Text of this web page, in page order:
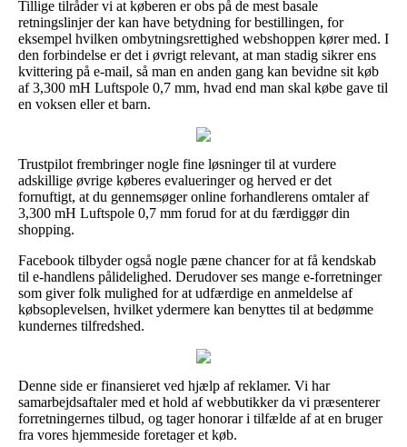
Tillige tilråder vi at køberen er obs på de mest basale
retningslinjer der kan have betydning for bestillingen, for
eksempel hvilken ombytningsrettighed webshoppen kører med. I
den forbindelse er det i øvrigt relevant, at man stadig sikrer ens
kvittering på e-mail, så man en anden gang kan bevidne sit køb
af 3,300 mH Luftspole 0,7 mm, hvad end man skal købe gave til
en voksen eller et barn.
Trustpilot frembringer nogle fine løsninger til at vurdere
adskillige øvrige køberes evalueringer og herved er det
fornuftigt, at du gennemsøger online forhandlerens omtaler af
3,300 mH Luftspole 0,7 mm forud for at du færdiggør din
shopping.
Facebook tilbyder også nogle pæne chancer for at få kendskab
til e-handlens pålidelighed. Derudover ses mange e-forretninger
som giver folk mulighed for at udfærdige en anmeldelse af
købsoplevelsen, hvilket ydermere kan benyttes til at bedømme
kundernes tilfredshed.
Denne side er finansieret ved hjælp af reklamer. Vi har
samarbejdsaftaler med et hold af webbutikker da vi præsenterer
forretningernes tilbud, og tager honorar i tilfælde af at en bruger
fra vores hjemmeside foretager et køb.